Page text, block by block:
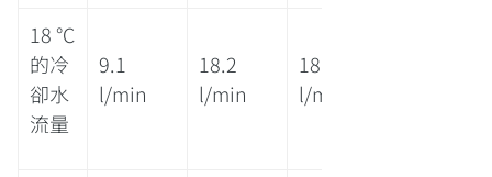
18 °C
的冷
卻水
流量
9.1
l/min
18.2
l/min
18.2
l/min